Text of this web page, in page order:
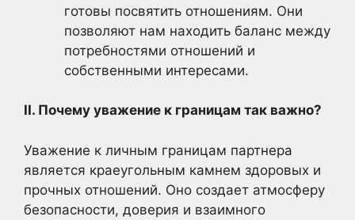
готовы посвятить отношениям. Они
позволяют нам находить баланс между
потребностями отношений и
собственными интересами.
II. Почему уважение к границам так важно?
Уважение к личным границам партнера
является краеугольным камнем здоровых и
прочных отношений. Оно создает атмосферу
безопасности, доверия и взаимного